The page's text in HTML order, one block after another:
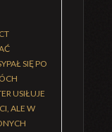
SIĘ PO
USIŁUJE
ALE W